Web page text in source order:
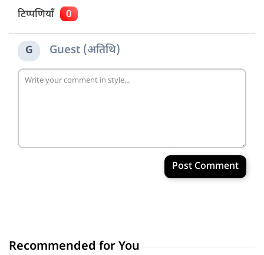
टिप्पणियाँ 0
G Guest (अतिथि)
Post Comment
Recommended for You